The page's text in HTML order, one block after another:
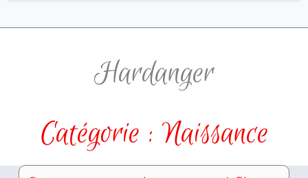
Hardanger
Catégorie : Naissance